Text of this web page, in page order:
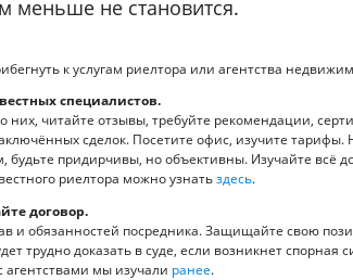
меньше не становится.
к услугам риелтора или агентства
специалистов.
них, читайте отзывы, требуйте рекомендации,
сделок. Посетите офис, изучите
будьте придирчивы, но объективны. Изучайте всё
риелтора можно узнатьздесь.
договор.
и обязанностей посредника. Защищайте свою
трудно доказать в суде, если возникнет спорная
агентствами мы изучали ранее.